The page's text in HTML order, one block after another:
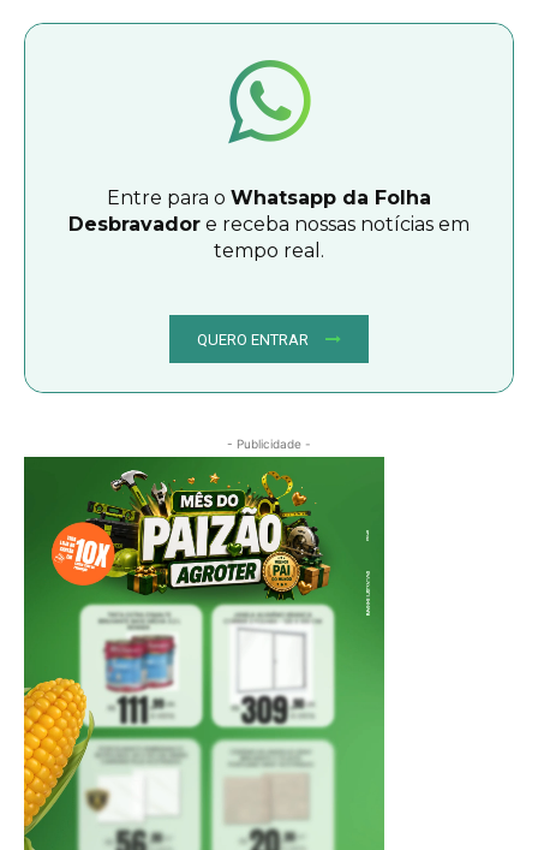
Entre para o Whatsapp da Folha
Desbravador e receba nossas notícias em
tempo real.
QUERO ENTRAR
- Publicidade -